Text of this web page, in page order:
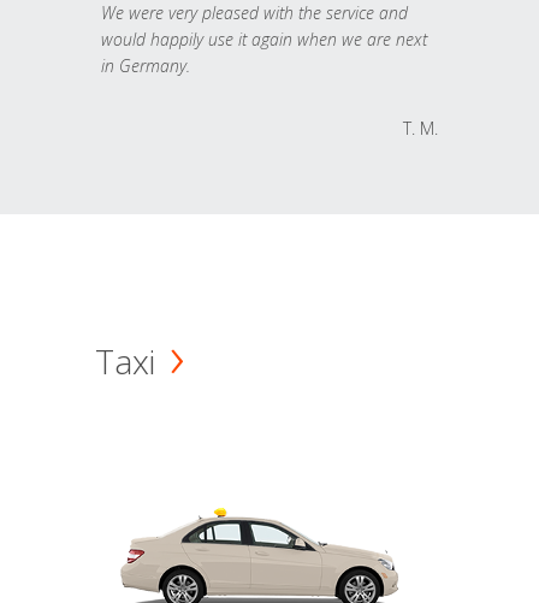
We were very pleased with the service and
would happily use it again when we are next
in Germany.
T. M.
Taxi